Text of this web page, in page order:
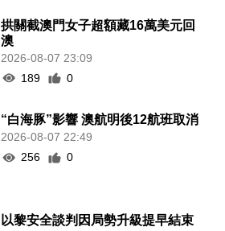
拱關截澳門女子超額藏16萬美元回
澳
2026-08-07 23:09
189
0
“白海豚”影響 澳航明後12航班取消
2026-08-07 22:49
256
0
以黎安全談判因局勢升級提早結束